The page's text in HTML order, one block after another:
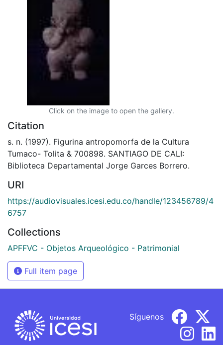
Click on the image to open the gallery.
Citation
s. n. (1997). Figurina antropomorfa de la Cultura
Tumaco- Tolita & 700898. SANTIAGO DE CALI:
Biblioteca Departamental Jorge Garces Borrero.
URI
https://audiovisuales.icesi.edu.co/handle/123456789/4
6757
Collections
APFFVC - Objetos Arqueológico - Patrimonial
Full item page
Síguenos